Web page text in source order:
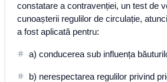
constatare a contravenției, un test de
cunoașterii regulilor de circulație,
a fost aplicată pentru:
a) conducerea sub influența
b) nerespectarea regulilor privind